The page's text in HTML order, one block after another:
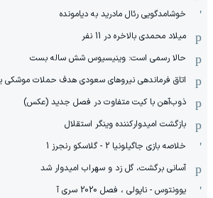
خوشامدگویی رئال مادرید به دیامونده
میلاد محمدی بالاخره در 11 نفر
حالا رسمی است: وینیسیوس شش ساله بست
اتاق فرماندهی نیروهای سعودی هدف حملات موشکی
ذوب‌آهن با کیت متفاوت در فصل جدید (عکس)
بازگشت امیدوارکننده وینگر استقلال
خلاصه بازی جاگیلونیا 2 - گلاسکو رنجرز 1
آسانی برگشت، گل زد و سهراب امیدوار شد
یوونتوس - ناپولی ، فصل 2020 سری آ